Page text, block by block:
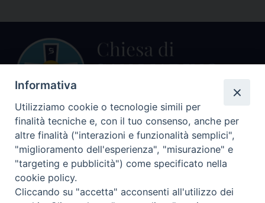
Centralino Curia Vescovile
0541 913711
Indirizzo
47864 PENNABILLI (RN)
Informativa
Utilizziamo cookie o tecnologie simili per
finalità tecniche e, con il tuo consenso, anche per
altre finalità ("interazioni e funzionalità semplici",
"miglioramento dell'esperienza", "misurazione" e
"targeting e pubblicità") come specificato nella
cookie policy.
Cliccando su "accetta" acconsenti all'utilizzo dei